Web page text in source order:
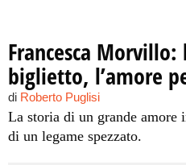
Francesca
biglietto, l’amore
di Roberto Puglisi
La storia di un grande
di un legame spezzato.